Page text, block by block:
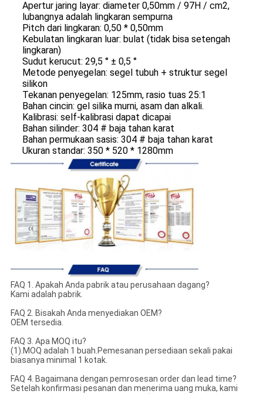
Apertur jaring layar: diameter 0,50mm / 97H / cm2,
lubangnya adalah lingkaran sempurna
Pitch dari lingkaran: 0,50 * 0,50mm
Kebulatan lingkaran luar: bulat (tidak bisa setengah
lingkaran)
Sudut kerucut: 29,5 ° ± 0,5 °
Metode penyegelan: segel tubuh + struktur segel
silikon
Tekanan penyegelan: 125mm, rasio tuas 25:1
Bahan cincin: gel silika murni, asam dan alkali.
Kalibrasi: self-kalibrasi dapat dicapai
Bahan silinder: 304 # baja tahan karat
Bahan permukaan sasis: 304 # baja tahan karat
Ukuran standar: 350 * 520 * 1280mm
FAQ 1. Apakah Anda pabrik atau perusahaan dagang?
Kami adalah pabrik.
FAQ 2. Bisakah Anda menyediakan OEM?
OEM tersedia.
FAQ 3. Apa MOQ itu?
(1).MOQ adalah 1 buah.Pemesanan persediaan sekali pakai
biasanya minimal 1 kotak.
FAQ 4. Bagaimana dengan pemrosesan order dan lead time?
Setelah konfirmasi pesanan dan menerima uang muka, kami